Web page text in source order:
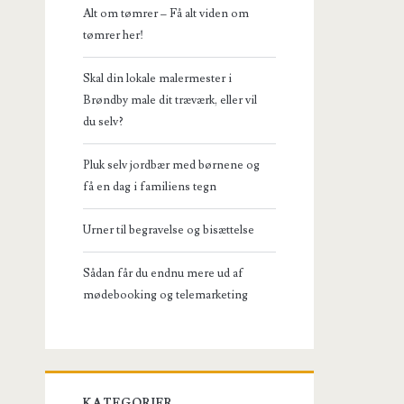
Alt om tømrer – Få alt viden om
tømrer her!
Skal din lokale malermester i
Brøndby male dit træværk, eller vil
du selv?
Pluk selv jordbær med børnene og
få en dag i familiens tegn
Urner til begravelse og bisættelse
Sådan får du endnu mere ud af
mødebooking og telemarketing